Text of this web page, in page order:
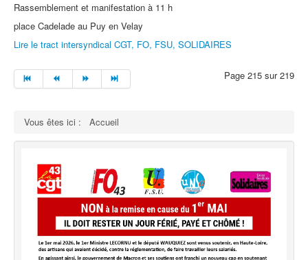
Rassemblement et manifestation à 11 h
place Cadelade au Puy en Velay
Lire le tract intersyndical CGT, FO, FSU, SOLIDAIRES
Page 215 sur 219
Vous êtes ici : Accueil